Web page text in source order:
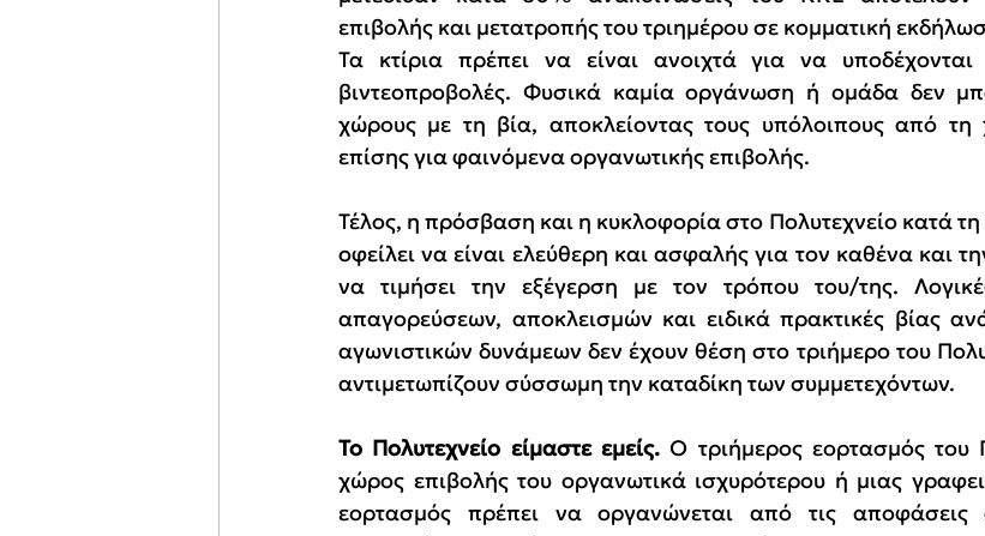
επιβολής και μετατροπής του τριημέρου σε κομματική
Τα κτίρια πρέπει να είναι ανοιχτά για να υποδέχονται
βιντεοπροβολές. Φυσικά καμία οργάνωση ή ομάδα δεν
χώρους με τη βία, αποκλείοντας τους υπόλοιπους από τη
επίσης για φαινόμενα οργανωτικής επιβολής.
Τέλος, η πρόσβαση και η κυκλοφορία στο Πολυτεχνείο κατά τη
οφείλει να είναι ελεύθερη και ασφαλής για τον καθένα και
να τιμήσει την εξέγερση με τον τρόπου του/της.
απαγορεύσεων, αποκλεισμών και ειδικά πρακτικές βίας
αγωνιστικών δυνάμεων δεν έχουν θέση στο τριήμερο του
αντιμετωπίζουν σύσσωμη την καταδίκη των συμμετεχόντων.
Το Πολυτεχνείο είμαστε εμείς. Ο τριήμερος εορτασμός του
χώρος επιβολής του οργανωτικά ισχυρότερου ή μιας
εορτασμός πρέπει να οργανώνεται από τις αποφάσεις